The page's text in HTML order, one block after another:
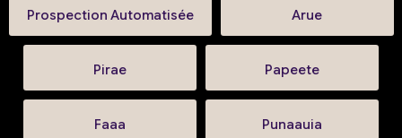
Prospection Automatisée Arue
Pirae Papeete
Faaa Punaauia